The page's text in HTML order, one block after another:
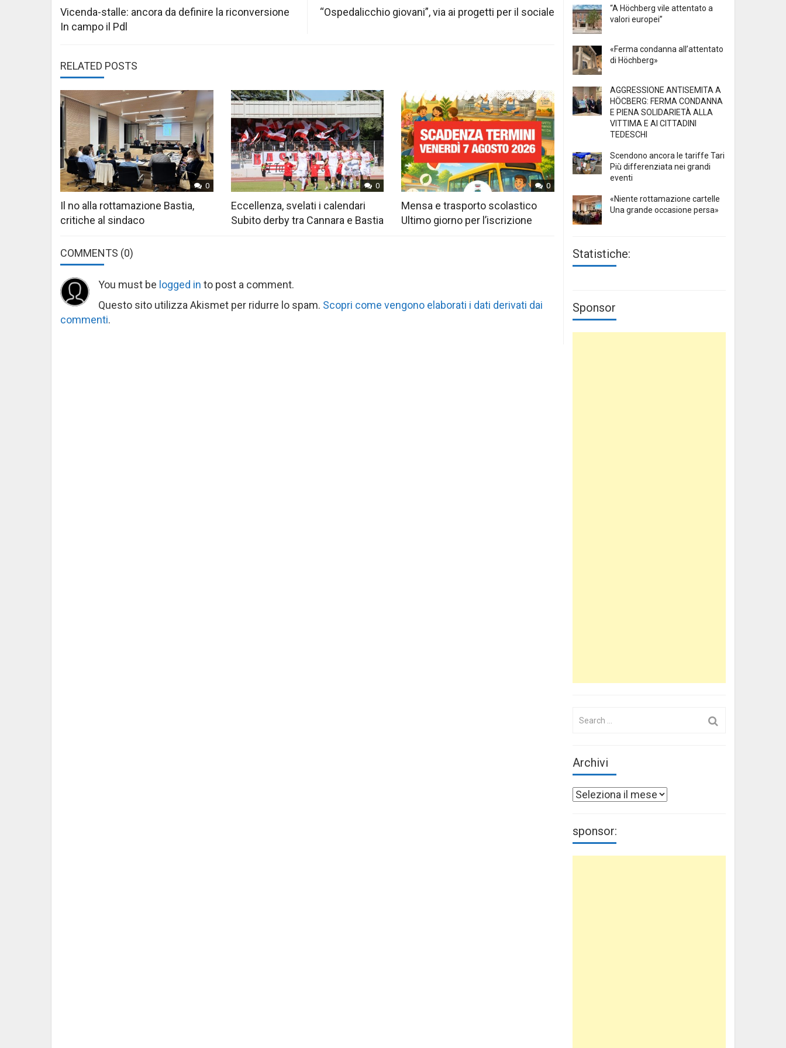
navigation
Vicenda-stalle: ancora da definire la riconversione
In campo il Pdl
“Ospedalicchio giovani”, via ai progetti per il sociale
RELATED POSTS
0
Il no alla rottamazione Bastia,
critiche al sindaco
0
Eccellenza, svelati i calendari
Subito derby tra Cannara e Bastia
0
Mensa e trasporto scolastico
Ultimo giorno per l’iscrizione
COMMENTS (0)
You must be logged in to post a comment.
Questo sito utilizza Akismet per ridurre lo spam. Scopri come vengono elaborati i dati derivati dai
commenti.
“A Höchberg vile attentato a
valori europei”
«Ferma condanna all’attentato
di Höchberg»
AGGRESSIONE ANTISEMITA A
HÖCBERG: FERMA CONDANNA
E PIENA SOLIDARIETÀ ALLA
VITTIMA E AI CITTADINI
TEDESCHI
Scendono ancora le tariffe Tari
Più differenziata nei grandi
eventi
«Niente rottamazione cartelle
Una grande occasione persa»
Statistiche:
Sponsor
Archivi
Archivi
sponsor: